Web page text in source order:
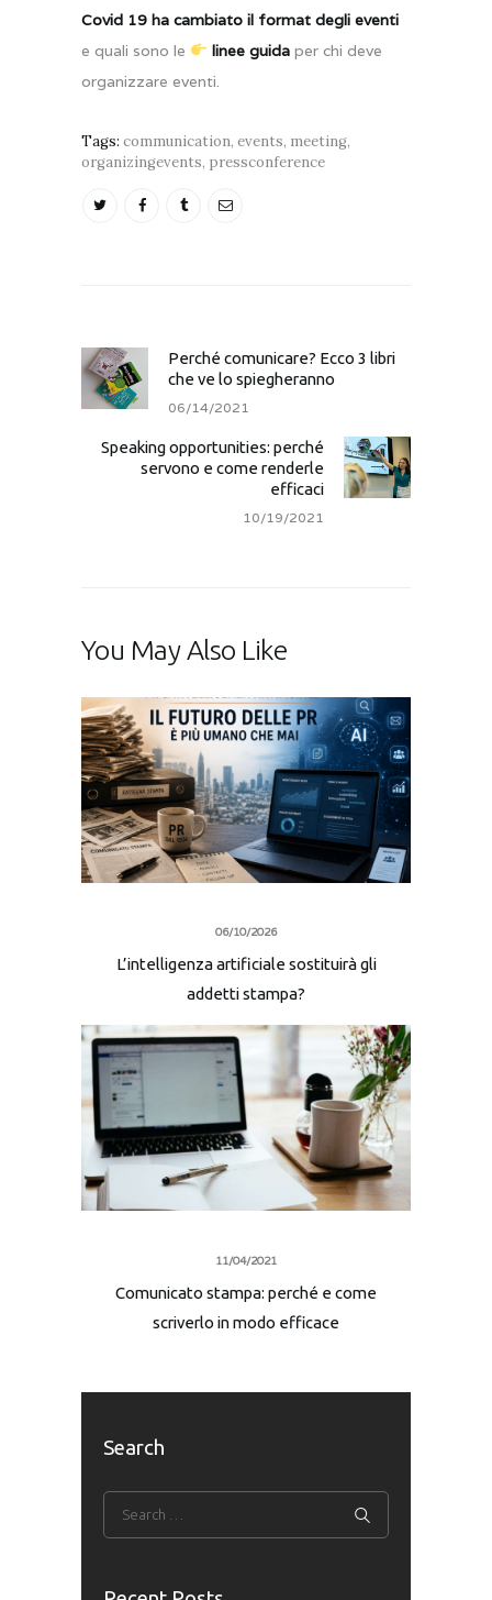
Covid 19 ha cambiato il format degli eventi
e quali sono le
linee guidaper chi deve
organizzare eventi.
Tags: communication, events, meeting,
organizingevents, pressconference
Perché comunicare? Ecco 3 libri
che ve lo spiegheranno
06/14/2021
Speaking opportunities: perché
servono e come renderle
efficaci
10/19/2021
You May Also Like
06/10/2026
L’intelligenza artificiale sostituirà gli
addetti stampa?
11/04/2021
Comunicato stampa: perché e come
scriverlo in modo efficace
Search